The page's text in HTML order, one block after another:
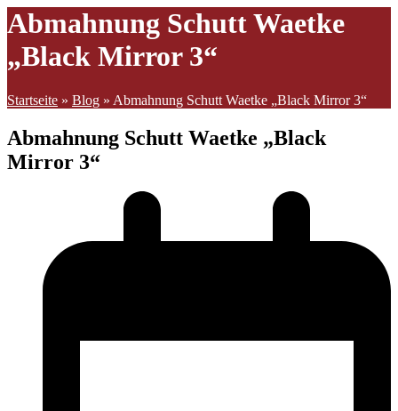
Abmahnung Schutt Waetke
„Black Mirror 3“
Startseite » Blog » Abmahnung Schutt Waetke „Black Mirror 3“
Abmahnung Schutt Waetke „Black
Mirror 3“